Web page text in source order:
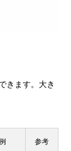
きます。大き
参考